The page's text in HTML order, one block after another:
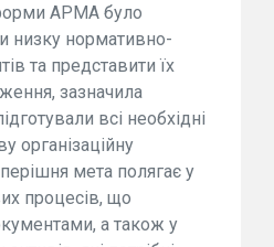
АРМА було
низку нормативно-
та представити їх
зазначила
всі необхідні
організаційну
мета полягає у
процесів, що
а також у